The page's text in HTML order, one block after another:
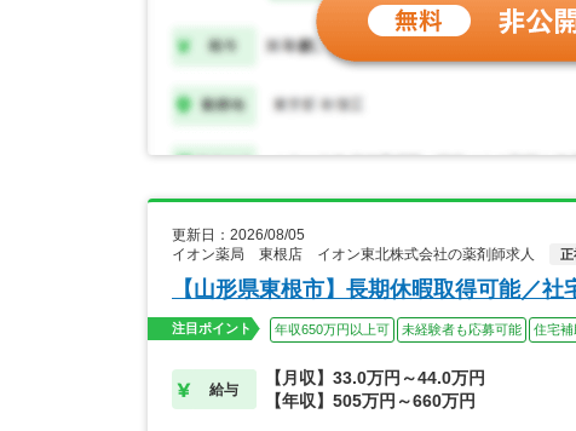
更新日：2026/08/05
イオン薬局 東根店 イオン東北株式会社の薬剤師求人
正
【山形県東根市】長期休暇取得可能／
注目ポイント 年収650万円以上可 未経験者も応募可能 住宅補
給与
【月収】33.0万円～44.0万円
【年収】505万円～660万円